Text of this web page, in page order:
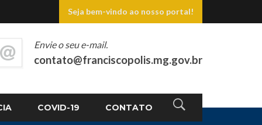
Seja bem-vindo ao nosso portal!
COVID-19 CONTATO
Envie o seu e-mail.
contato@franciscopolis.mg.gov.br